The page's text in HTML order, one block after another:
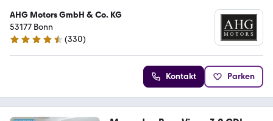
AHG Motors GmbH & Co. KG
53177 Bonn
4.7 Sterne
(330)
Kontakt Parken